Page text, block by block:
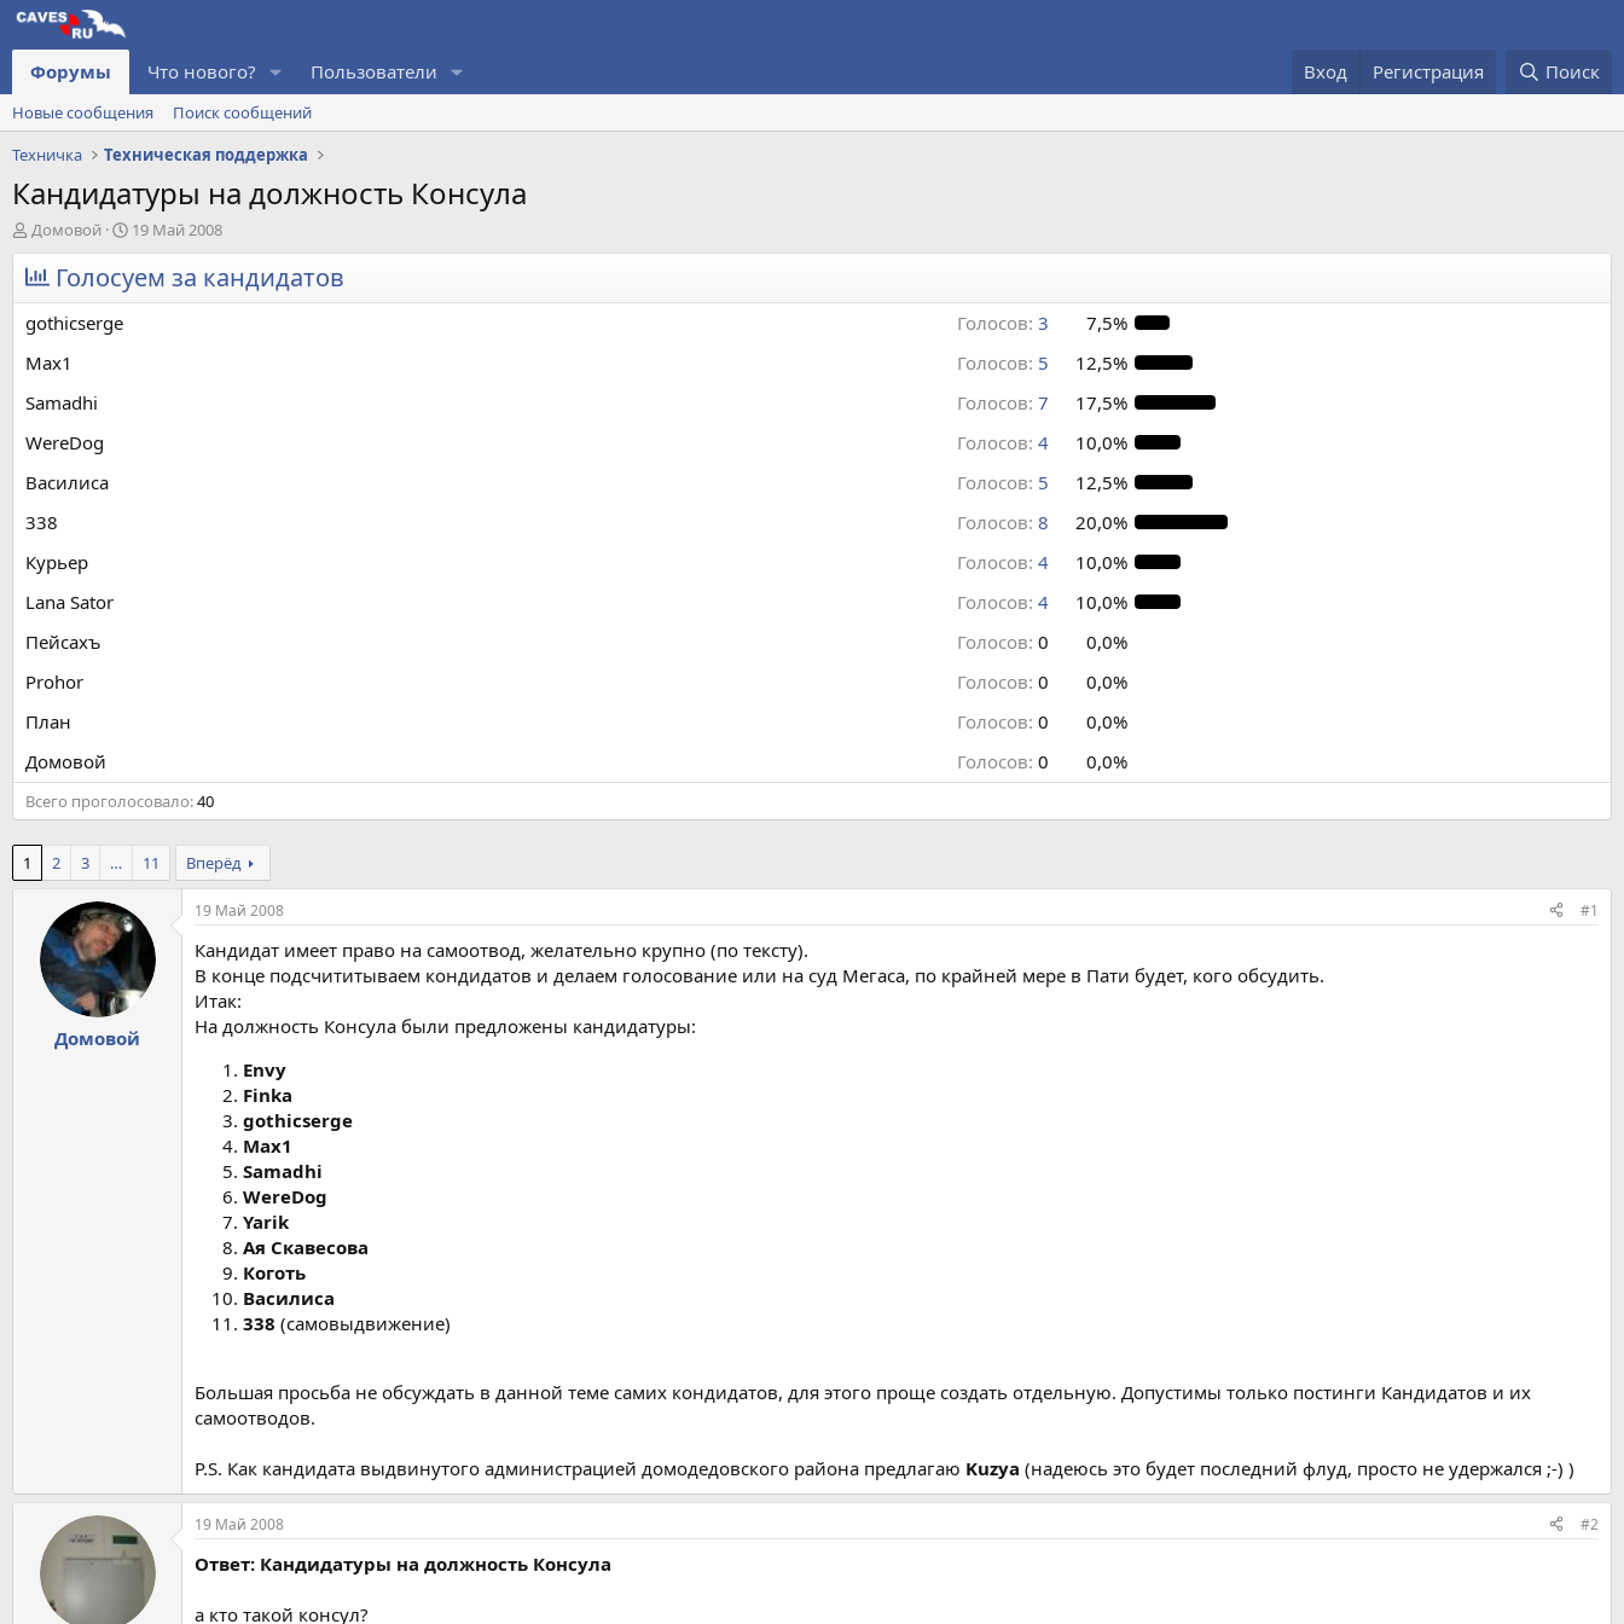
Форумы Что нового? Пользователи Вход Регистрация Поиск
Новые сообщения
Поиск сообщений
Техничка
Техническая поддержка
Кандидатуры на должность Консула
А
в
т
о
р
т
е
ы
Домовой
Д
а
т
а
19 Май 2008
Голосуем за кандидатов
gothicserge Голосов: 3
7,5%
Max1
Голосов: 5
12,5%
Samadhi
Голосов: 7
17,5%
WereDog
Голосов: 4
10,0%
Василиса
Голосов: 5
12,5%
338
Голосов: 8
20,0%
Курьер
Голосов: 4
10,0%
Lana Sator
Голосов: 4
10,0%
Пейсахъ
Голосов: 0
0,0%
Prohor
Голосов: 0
0,0%
План
Голосов: 0
0,0%
Домовой
Голосов: 0 0,0%
Всего проголосовало 40
1 2 3 … 11 Вперёд
Домовой
19 Май 2008 #1
Кандидат имеет право на самоотвод, желательно крупно (по тексту).
В конце подсчититываем кондидатов и делаем голосование или на суд Мегаса, по крайней мере в Пати будет, кого обсудить.
Итак:
На должность Консула были предложены кандидатуры:
Envy
Finka
gothicserge
Max1
Samadhi
WereDog
Yarik
Ая Скавесова
Коготь
Василиса
338 (самовыдвижение)
Большая просьба не обсуждать в данной теме самих кондидатов, для этого проще создать отдельную. Допустимы только постинги Кандидатов и их
самоотводов.
P.S. Как кандидата выдвинутого администрацией домодедовского района предлагаю Kuzya (надеюсь это будет последний флуд, просто не удержался ;-) )
19 Май 2008 #2
Ответ: Кандидатуры на должность Консула
а кто такой консул?